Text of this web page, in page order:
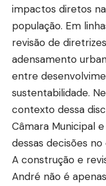
impactos diretos
população. Em
revisão de
adensamento
entre
sustentabilidade.
contexto dessa
Câmara Municipal
dessas decisões
A construção e
André não é